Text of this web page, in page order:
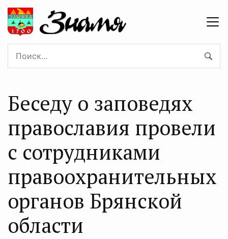
Беседу о заповедях
православия провели
с сотрудниками
правоохранительных
органов Брянской
области